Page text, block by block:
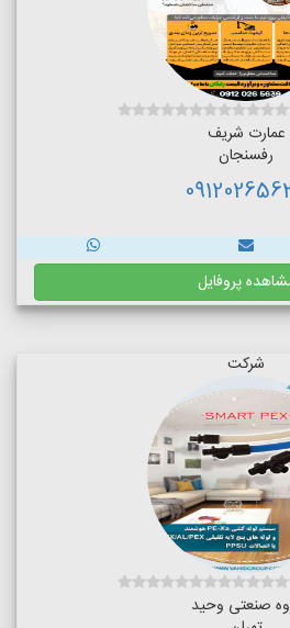
عمارت شریف
رفسنجان
پروفایل
شرکت
صنعتی وحید